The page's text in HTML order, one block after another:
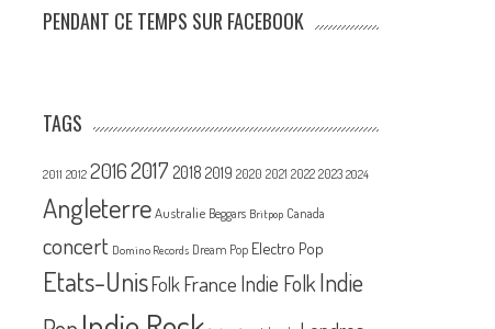
PENDANT CE TEMPS SUR FACEBOOK
TAGS
2011 2012 20162017 2018 2019 2020 2021 2022 2023 2024
Angleterre Australie Beggars Britpop Canada
concert Domino Records Dream Pop Electro Pop
Etats-UnisFolk France Indie FolkIndie